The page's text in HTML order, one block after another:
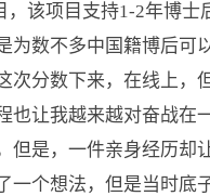
，该项目支持1-2年博
为数不多中国籍博后
次分数下来，在线上
让我越来越对奋战在
是，一件亲身经历却
一个想法，但是当时